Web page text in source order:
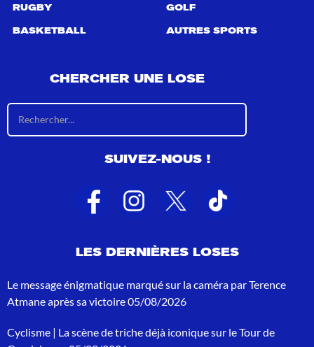
RUGBY
BASKETBALL
GOLF
AUTRES SPORTS
CHERCHER UNE LOSE
s
l
a
t
s
r
c
e
c
SUIVEZ-NOUS !
LES DERNIÈRES LOSES
Le message énigmatique marqué sur la caméra par Terence
Atmane après sa victoire05/08/2026
Cyclisme | La scène de triche déjà iconique sur le Tour de